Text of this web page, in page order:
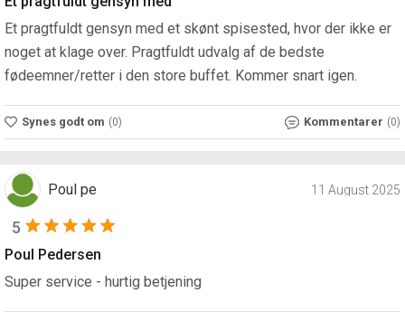
Et pragtfuldt gensyn med et skønt spisested, hvor der ikke er
noget at klage over. Pragtfuldt udvalg af de bedste
fødeemner/retter i den store buffet. Kommer snart igen.
Synes godt om (0) Kommentarer (0)
Poul pe 11 August 2025
5
Poul Pedersen
Super service - hurtig betjening